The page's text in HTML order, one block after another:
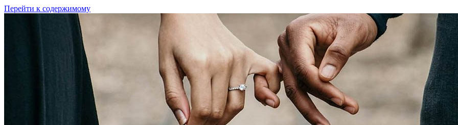
Перейти к содержимому